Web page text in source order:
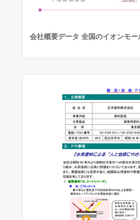
会社概要データ 全国のイオンモ